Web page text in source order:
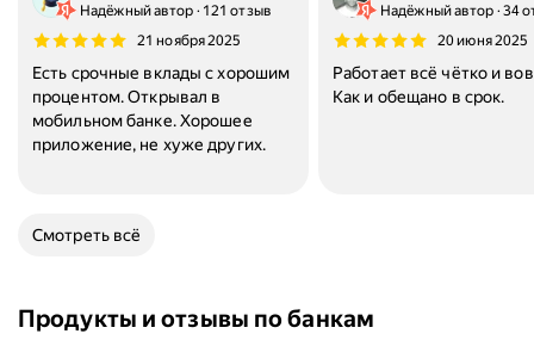
Надёжный автор
121 отзыв
21 ноября 2025
Есть срочные вклады с хорошим
процентом. Открывал в
мобильном банке. Хорошее
приложение, не хуже других.
Надёжный автор 34
20 июня 2025
Работает всё чётко и
Как и обещано в срок.
Смотреть всё
Продукты и отзывы по банкам